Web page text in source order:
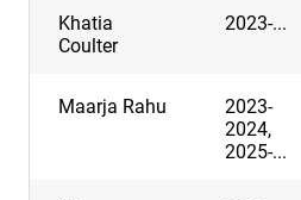
Khatia
Coulter
2023-...
Maarja Rahu
2023-
2024,
2025-...